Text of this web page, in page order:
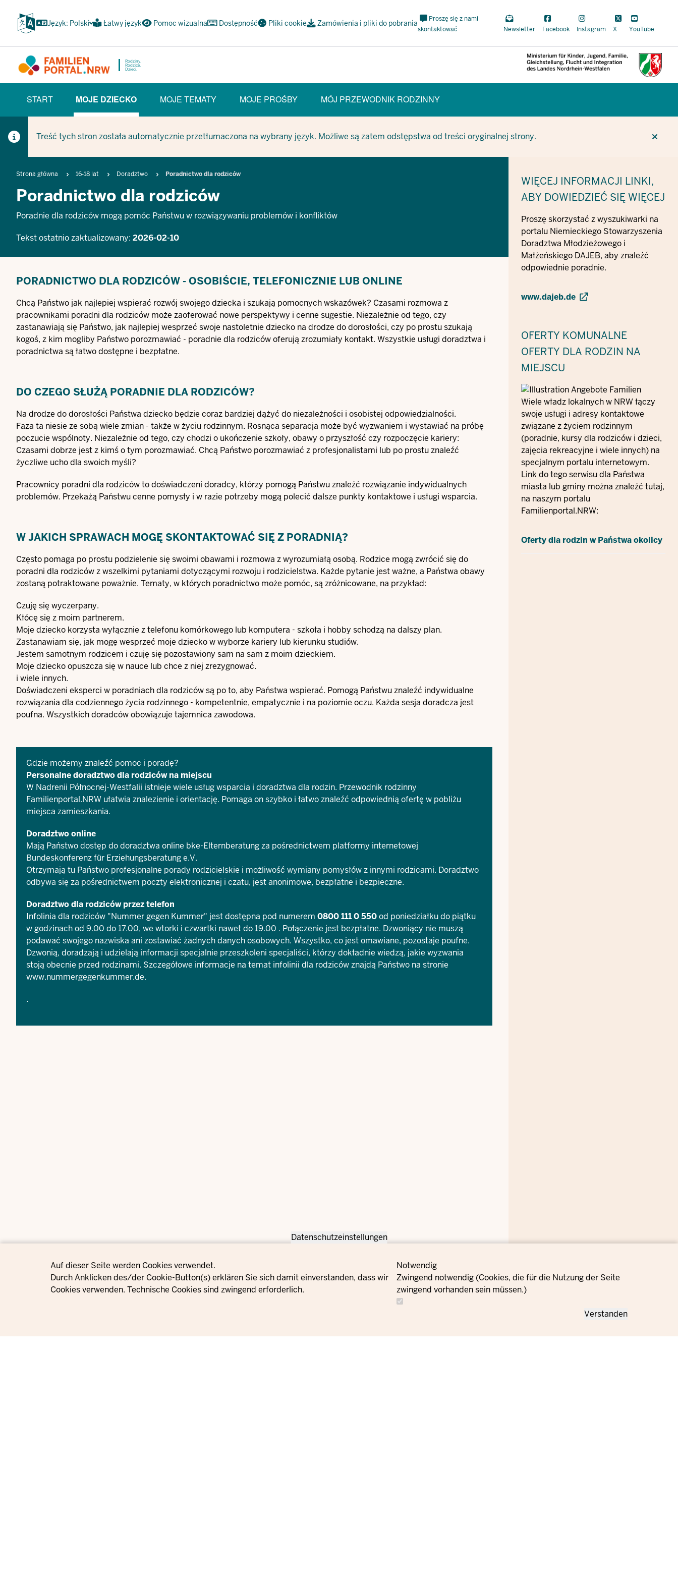
Privacy settings
Datenschutzeinstellungen
Auf dieser Seite werden Cookies verwendet.
Durch Anklicken des/der Cookie-Button(s) erklären Sie sich damit einverstanden, dass wir
Cookies verwenden. Technische Cookies sind zwingend erforderlich.
Notwendig
Zwingend notwendig (Cookies, die für die Nutzung der Seite
zwingend vorhanden sein müssen.)
Verstanden
głównej
Język: Polski Łatwy język Pomoc wizualna Dostępność Pliki cookie Zamówienia i pliki do pobrania Meta
Navi
Proszę się z nami
skontaktować
Newsletter Facebook Instagram X YouTube
Rodziny.
Rodzice.
Dzieci.
(BÜRGERBEREICH)
START
MOJE DZIECKO
(CURRENT SECTION)
MOJE TEMATY MOJE PROŚBY MÓJ PRZEWODNIK RODZINNY
Treść tych stron została automatycznie przetłumaczona na wybrany język. Możliwe są zatem odstępstwa od treści oryginalnej strony.
Breadcrumb
Strona główna 16-18 lat Doradztwo Poradnictwo dla rodziców
Poradnictwo dla rodziców
Poradnie dla rodziców mogą pomóc Państwu w rozwiązywaniu problemów i konfliktów
Tekst ostatnio zaktualizowany: 2026-02-10
PORADNICTWO DLA RODZICÓW - OSOBIŚCIE, TELEFONICZNIE LUB ONLINE
Chcą Państwo jak najlepiej wspierać rozwój swojego dziecka i szukają pomocnych wskazówek? Czasami rozmowa z
pracownikami poradni dla rodziców może zaoferować nowe perspektywy i cenne sugestie. Niezależnie od tego, czy
zastanawiają się Państwo, jak najlepiej wesprzeć swoje nastoletnie dziecko na drodze do dorosłości, czy po prostu szukają
kogoś, z kim mogliby Państwo porozmawiać - poradnie dla rodziców oferują zrozumiały kontakt. Wszystkie usługi doradztwa i
poradnictwa są łatwo dostępne i bezpłatne.
DO CZEGO SŁUŻĄ PORADNIE DLA RODZICÓW?
Na drodze do dorosłości Państwa dziecko będzie coraz bardziej dążyć do niezależności i osobistej odpowiedzialności.
Faza ta niesie ze sobą wiele zmian - także w życiu rodzinnym. Rosnąca separacja może być wyzwaniem i wystawiać na próbę
poczucie wspólnoty. Niezależnie od tego, czy chodzi o ukończenie szkoły, obawy o przyszłość czy rozpoczęcie kariery:
Czasami dobrze jest z kimś o tym porozmawiać. Chcą Państwo porozmawiać z profesjonalistami lub po prostu znaleźć
życzliwe ucho dla swoich myśli?
Pracownicy poradni dla rodziców to doświadczeni doradcy, którzy pomogą Państwu znaleźć rozwiązanie indywidualnych
problemów. Przekażą Państwu cenne pomysły i w razie potrzeby mogą polecić dalsze punkty kontaktowe i usługi wsparcia.
W JAKICH SPRAWACH MOGĘ SKONTAKTOWAĆ SIĘ Z PORADNIĄ?
Często pomaga po prostu podzielenie się swoimi obawami i rozmowa z wyrozumiałą osobą. Rodzice mogą zwrócić się do
poradni dla rodziców z wszelkimi pytaniami dotyczącymi rozwoju i rodzicielstwa. Każde pytanie jest ważne, a Państwa obawy
zostaną potraktowane poważnie. Tematy, w których poradnictwo może pomóc, są zróżnicowane, na przykład:
Czuję się wyczerpany.
Kłócę się z moim partnerem.
Moje dziecko korzysta wyłącznie z telefonu komórkowego lub komputera - szkoła i hobby schodzą na dalszy plan.
Zastanawiam się, jak mogę wesprzeć moje dziecko w wyborze kariery lub kierunku studiów.
Jestem samotnym rodzicem i czuję się pozostawiony sam na sam z moim dzieckiem.
Moje dziecko opuszcza się w nauce lub chce z niej zrezygnować.
i wiele innych.
Doświadczeni eksperci w poradniach dla rodziców są po to, aby Państwa wspierać. Pomogą Państwu znaleźć indywidualne
rozwiązania dla codziennego życia rodzinnego - kompetentnie, empatycznie i na poziomie oczu. Każda sesja doradcza jest
poufna. Wszystkich doradców obowiązuje tajemnica zawodowa.
Gdzie możemy znaleźć pomoc i poradę?
Personalne doradztwo dla rodziców na miejscu
W Nadrenii Północnej-Westfalii istnieje wiele usług wsparcia i doradztwa dla rodzin. Przewodnik rodzinny
Familienportal.NRW ułatwia znalezienie i orientację. Pomaga on szybko i łatwo znaleźć odpowiednią ofertę w pobliżu
miejsca zamieszkania.
Doradztwo online
Mają Państwo dostęp do doradztwa online bke-Elternberatungza pośrednictwem platformy internetowej
Bundeskonferenz für Erziehungsberatung e.V.
Otrzymają tu Państwo profesjonalne porady rodzicielskie i możliwość wymiany pomysłów z innymi rodzicami. Doradztwo
odbywa się za pośrednictwem poczty elektronicznej i czatu, jest anonimowe, bezpłatne i bezpieczne.
Doradztwo dla rodziców przez telefon
Infolinia dla rodziców "Nummer gegen Kummer" jest dostępna pod numerem 0800 111 0 550od poniedziałku do piątku
w godzinach od 9.00 do 17.00, we wtorki i czwartki nawet do 19.00 . Połączenie jest bezpłatne. Dzwoniący nie muszą
podawać swojego nazwiska ani zostawiać żadnych danych osobowych. Wszystko, co jest omawiane, pozostaje poufne.
Dzwonią, doradzają i udzielają informacji specjalnie przeszkoleni specjaliści, którzy dokładnie wiedzą, jakie wyzwania
stoją obecnie przed rodzinami. Szczegółowe informacje na temat infolinii dla rodziców znajdą Państwo na stronie
www.nummergegenkummer.de.
.
WIĘCEJ INFORMACJI LINKI,
ABY DOWIEDZIEĆ SIĘ WIĘCEJ
Proszę skorzystać z wyszukiwarki na
portalu Niemieckiego Stowarzyszenia
Doradztwa Młodzieżowego i
Małżeńskiego DAJEB, aby znaleźć
odpowiednie poradnie.
www.dajeb.de
OFERTY KOMUNALNE
OFERTY DLA RODZIN NA
MIEJSCU
Wiele władz lokalnych w NRW łączy
swoje usługi i adresy kontaktowe
związane z życiem rodzinnym
(poradnie, kursy dla rodziców i dzieci,
zajęcia rekreacyjne i wiele innych) na
specjalnym portalu internetowym.
Link do tego serwisu dla Państwa
miasta lub gminy można znaleźć tutaj,
na naszym portalu
Familienportal.NRW:
Oferty dla rodzin w Państwa okolicy